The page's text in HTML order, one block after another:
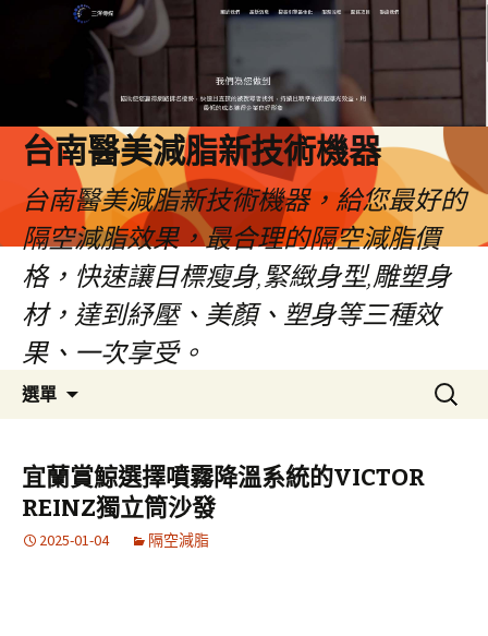
台南醫美減脂新技術機器
台南醫美減脂新技術機器，給您最好的
隔空減脂效果，最合理的隔空減脂價
格，快速讓目標瘦身,緊緻身型,雕塑身
材，達到紓壓、美顏、塑身等三種效
果、一次享受。
選單
容
搜
尋
宜蘭賞鯨選擇噴霧降溫系統的VICTOR
REINZ獨立筒沙發
2025-01-04 隔空減脂